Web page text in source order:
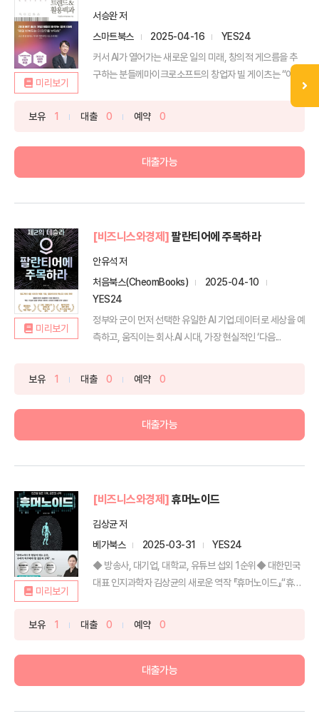
미리보기
서승완 저
스마트북스
2025-04-16
YES24
커서 AI가 열어가는 새로운 일의 미래, 창의적 게으름을 추
구하는 분들께마이크로소프트의 창업자 빌 게이츠는 “어려
보유 1 대출 0 예약 0
대출가능
미리보기
[비즈니스와경제] 팔란티어에 주목하라
안유석 저
처음북스(CheomBooks)
2025-04-10
YES24
정부와 군이 먼저 선택한 유일한 AI 기업.데이터로 세상을 예
측하고, 움직이는 회사.AI 시대, 가장 현실적인 ‘다음...
보유 1 대출 0 예약 0
대출가능
미리보기
[비즈니스와경제] 휴머노이드
김상균 저
베가북스
2025-03-31
YES24
◆ 방송사, 대기업, 대학교, 유튜브 섭외 1순위◆ 대한민국
대표 인지과학자 김상균의 새로운 역작 『휴머노이드』“휴
보유 1 대출 0 예약 0
대출가능